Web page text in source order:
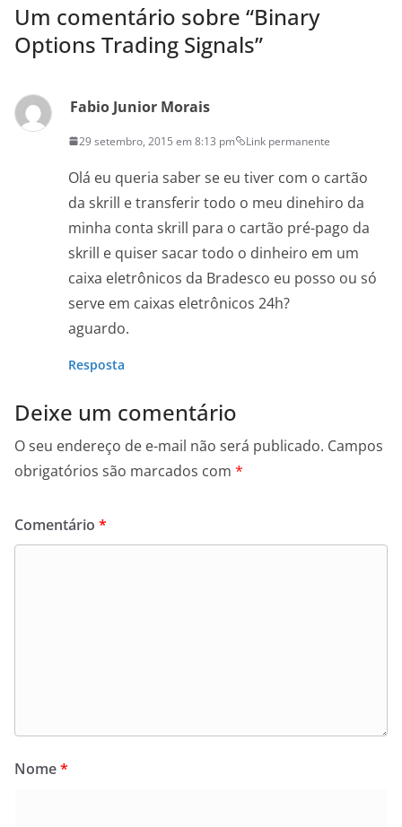
Um comentário sobre “Binary
Options Trading Signals”
Fabio Junior Morais
29 setembro, 2015 em 8:13 pm Link permanente
Olá eu queria saber se eu tiver com o cartão
da skrill e transferir todo o meu dinehiro da
minha conta skrill para o cartão pré-pago da
skrill e quiser sacar todo o dinheiro em um
caixa eletrônicos da Bradesco eu posso ou só
serve em caixas eletrônicos 24h?
aguardo.
Resposta
Deixe um comentário
O seu endereço de e-mail não será publicado. Campos
obrigatórios são marcados com *
Comentário *
Nome*